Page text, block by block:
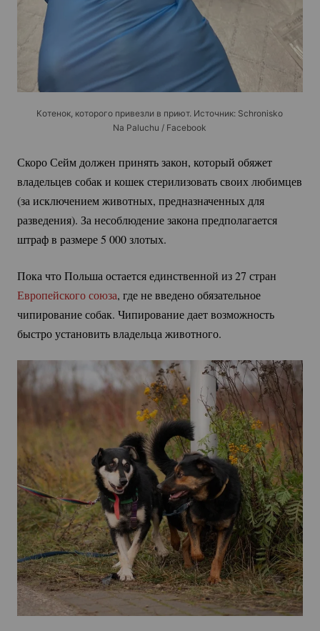
Котенок, которого привезли в приют. Источник: Schronisko
Na Paluchu / Facebook
Скоро Сейм должен принять закон, который обяжет
владельцев собак и кошек стерилизовать своих любимцев
(за исключением животных, предназначенных для
разведения). За несоблюдение закона предполагается
штраф в размере 5 000 злотых.
Пока что Польша остается единственной из 27 стран
Европейского союза, где не введено обязательное
чипирование собак. Чипирование дает возможность
быстро установить владельца животного.